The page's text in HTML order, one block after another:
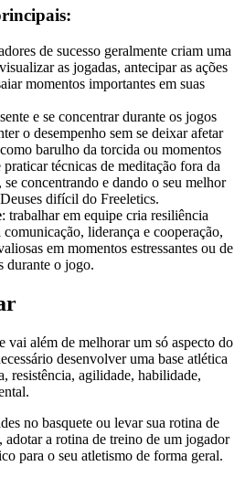
de sucesso geralmente criam uma
as jogadas, antecipar as ações
momentos importantes em suas
e se concentrar durante os jogos
o desempenho sem se deixar afetar
barulho da torcida ou momentos
técnicas de meditação fora da
concentrando e dando o seu melhor
difícil do Freeletics.
: trabalhar em equipe cria resiliência
liderança e cooperação,
em momentos estressantes ou de
durante o jogo.
vai além de melhorar um só aspecto do
desenvolver uma base atlética
resistência, agilidade, habilidade,
no basquete ou levar sua rotina de
a rotina de treino de um jogador
para o seu atletismo de forma geral.